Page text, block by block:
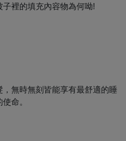
裡的填充內容物為何呦!
無時無刻皆能享有最舒適的睡
命。